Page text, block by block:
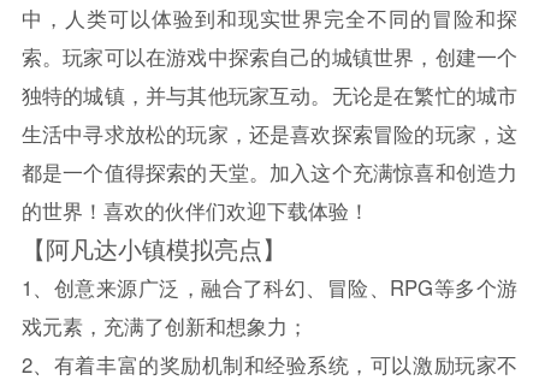
中，人类可以体验到和现实世界完全不同的冒险和探
索。玩家可以在游戏中探索自己的城镇世界，创建一个
独特的城镇，并与其他玩家互动。无论是在繁忙的城市
生活中寻求放松的玩家，还是喜欢探索冒险的玩家，这
都是一个值得探索的天堂。加入这个充满惊喜和创造力
的世界！喜欢的伙伴们欢迎下载体验！
【阿凡达小镇模拟亮点】
1、创意来源广泛，融合了科幻、冒险、RPG等多个游
戏元素，充满了创新和想象力；
2、有着丰富的奖励机制和经验系统，可以激励玩家不